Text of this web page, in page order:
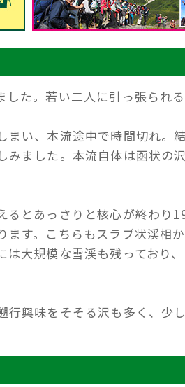
た。若い二人に引っ張られ
まい、本流途中で時間切れ。
みました。本流自体は函状の
とあっさりと核心が終わり
ます。こちらもスラブ状渓相
大規模な雪渓も残っており
行興味をそそる沢も多く、少